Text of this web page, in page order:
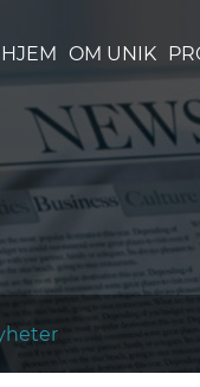
HJEM OM UNIK